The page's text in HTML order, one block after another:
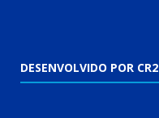
DESENVOLVIDO POR CR2